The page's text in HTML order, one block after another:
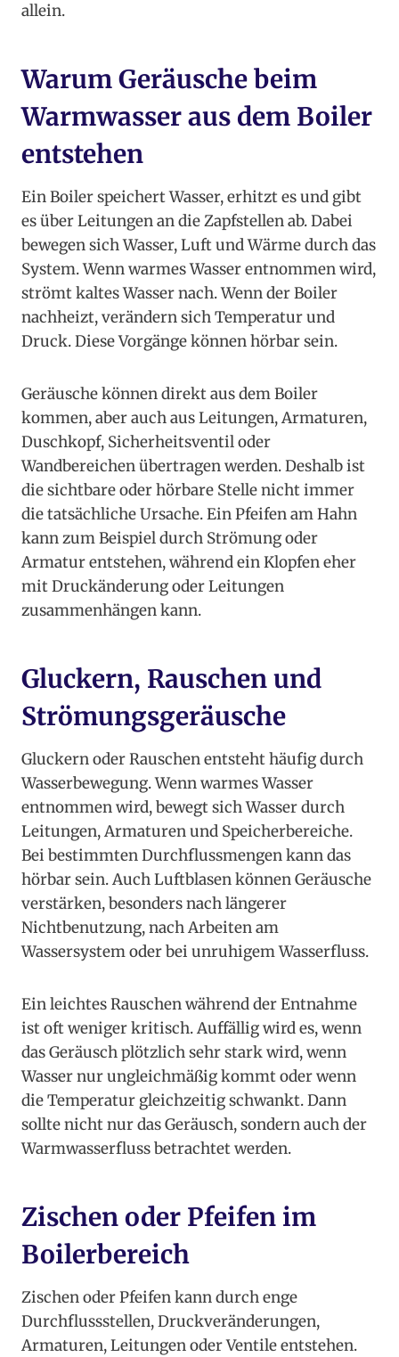
allein.
Warum Geräusche beim
Warmwasser aus dem Boiler
entstehen
Ein Boiler speichert Wasser, erhitzt es und gibt
es über Leitungen an die Zapfstellen ab. Dabei
bewegen sich Wasser, Luft und Wärme durch das
System. Wenn warmes Wasser entnommen wird,
strömt kaltes Wasser nach. Wenn der Boiler
nachheizt, verändern sich Temperatur und
Druck. Diese Vorgänge können hörbar sein.
Geräusche können direkt aus dem Boiler
kommen, aber auch aus Leitungen, Armaturen,
Duschkopf, Sicherheitsventil oder
Wandbereichen übertragen werden. Deshalb ist
die sichtbare oder hörbare Stelle nicht immer
die tatsächliche Ursache. Ein Pfeifen am Hahn
kann zum Beispiel durch Strömung oder
Armatur entstehen, während ein Klopfen eher
mit Druckänderung oder Leitungen
zusammenhängen kann.
Gluckern, Rauschen und
Strömungsgeräusche
Gluckern oder Rauschen entsteht häufig durch
Wasserbewegung. Wenn warmes Wasser
entnommen wird, bewegt sich Wasser durch
Leitungen, Armaturen und Speicherbereiche.
Bei bestimmten Durchflussmengen kann das
hörbar sein. Auch Luftblasen können Geräusche
verstärken, besonders nach längerer
Nichtbenutzung, nach Arbeiten am
Wassersystem oder bei unruhigem Wasserfluss.
Ein leichtes Rauschen während der Entnahme
ist oft weniger kritisch. Auffällig wird es, wenn
das Geräusch plötzlich sehr stark wird, wenn
Wasser nur ungleichmäßig kommt oder wenn
die Temperatur gleichzeitig schwankt. Dann
sollte nicht nur das Geräusch, sondern auch der
Warmwasserfluss betrachtet werden.
Zischen oder Pfeifen im
Boilerbereich
Zischen oder Pfeifen kann durch enge
Durchflussstellen, Druckveränderungen,
Armaturen, Leitungen oder Ventile entstehen.